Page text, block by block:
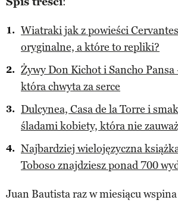
Wiatraki jak z powieści
oryginalne, a które to repliki?
Żywy Don Kichot i Sancho
która chwyta za serce
Dulcynea, Casa de la Torre i
śladami kobiety, która nie
Najbardziej wielojęzyczna
Toboso znajdziesz ponad 700
Juan Bautista raz w miesiącu